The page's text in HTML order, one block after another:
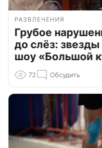
РАЗВЛЕЧЕНИЯ
Грубое
до слёз: звезды
шоу «Большой
72 Обсудить